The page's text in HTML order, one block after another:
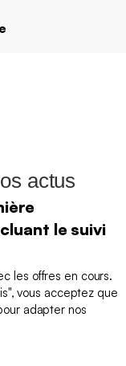
actus
le suivi
les offres en cours.
vous acceptez que
adapter nos